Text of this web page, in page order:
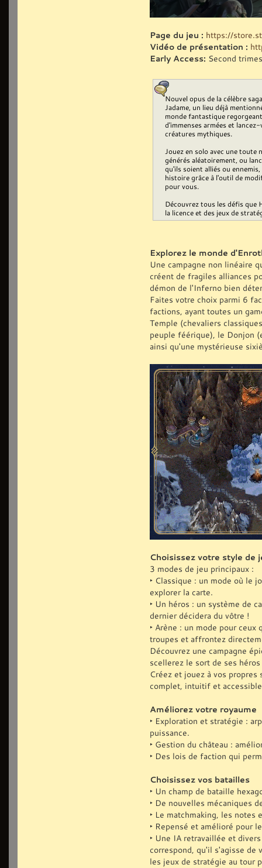
Page du jeu : https://
Vidéo de présentation :
Early Access: Second
Nouvel opus de la célèbre
Jadame, un lieu déjà
monde fantastique
d'immenses armées et
créatures mythiques.
Jouez en solo avec une toute
générés aléatoirement, ou
qu'ils soient alliés ou
histoire grâce à l'outil de
pour vous.
Découvrez tous les défis que
la licence et des jeux de
Explorez le monde
Une campagne non linéaire
créent de fragiles alliances
démon de l'Inferno bien
Faites votre choix parmi 6
factions, ayant toutes un
Temple (chevaliers
peuple féérique), le Donjon
ainsi qu'une mystérieuse
Choisissez votre style de
3 modes de jeu principaux :
‣ Classique : un mode où le
explorer la carte.
‣ Un héros : un système de
dernier décidera du vôtre !
‣ Arène : un mode pour
troupes et affrontez
Découvrez une campagne
scellerez le sort de ses
Créez et jouez à vos
complet, intuitif et
Améliorez votre royaume
‣ Exploration et stratégie :
puissance.
‣ Gestion du château :
‣ Des lois de faction qui
Choisissez vos batailles
‣ Un champ de bataille
‣ De nouvelles mécaniques
‣ Le matchmaking, les notes
‣ Repensé et amélioré pour
‣ Une IA retravaillée et
correspond, qu'il s'agisse de
les jeux de stratégie au tour